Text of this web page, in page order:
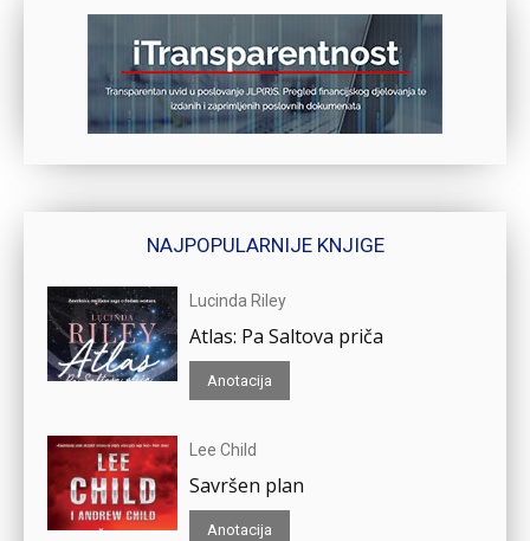
NAJPOPULARNIJE KNJIGE
Lucinda Riley
Atlas: Pa Saltova priča
Anotacija
Lee Child
Savršen plan
Anotacija